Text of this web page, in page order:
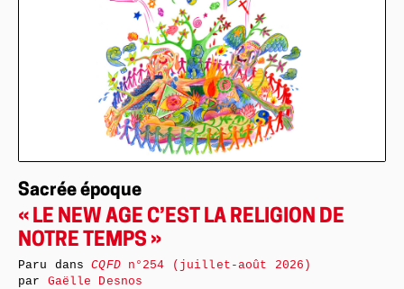
Sacrée époque
« LE NEW AGE C’EST LA RELIGION DE
NOTRE TEMPS »
Paru dansCQFDn°254 (juillet-août 2026)
par Gaëlle Desnos